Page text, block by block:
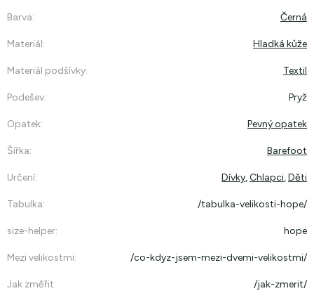
Barva: Černá
Materiál: Hladká kůže
Materiál podšívky: Textil
Podešev: Pryž
Opatek: Pevný opatek
Šířka: Barefoot
Určení: Dívky,Chlapci,Děti
Tabulka: /tabulka-velikosti-hope/
size-helper: hope
Mezi velikostmi: /co-kdyz-jsem-mezi-dvemi-velikostmi/
Jak změřit: /jak-zmerit/